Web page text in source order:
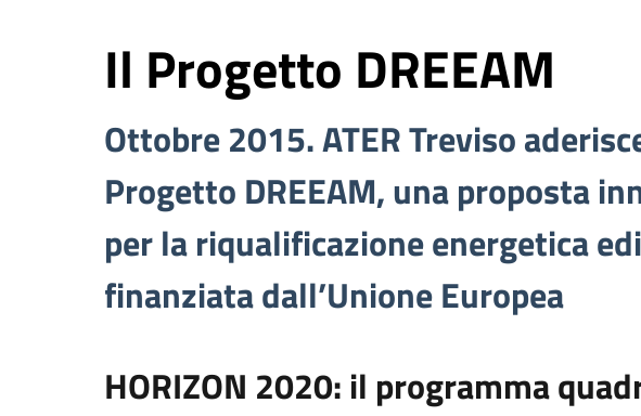
Il Progetto DREEAM
Ottobre 2015. ATER Treviso
Progetto DREEAM, una proposta
per la riqualificazione energetica
finanziata dall’Unione Europea
HORIZON 2020: il programma